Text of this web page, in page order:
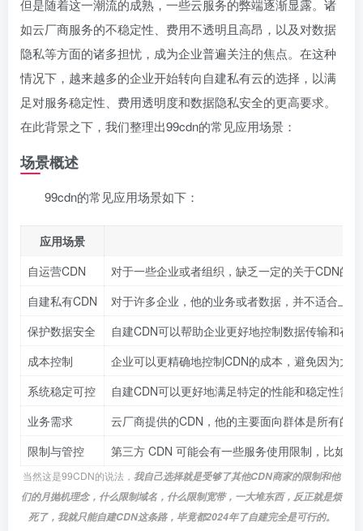
但是随着这一潮流的成熟，一些云服务的弊端逐渐显露。诸
如云厂商服务的不稳定性、费用不透明且高昂，以及对数据
隐私等方面的诸多担忧，成为企业普遍关注的焦点。在这种
情况下，越来越多的企业开始转向自建私有云的选择，以满
足对服务稳定性、费用透明度和数据隐私安全的更高要求。
在此背景之下，我们整理出99cdn的常见应用场景：
场景概述
99cdn的常见应用场景如下：
应用场景
自运营CDN
对于一些企业或者组织，缺乏一定的关于CDN的
自建私有CDN
对于许多企业，他的业务或者数据，并不适合上
保护数据安全
自建CDN可以帮助企业更好地控制数据传输和存
成本控制
企业可以更精确地控制CDN的成本，避免因为大
系统稳定可控
自建CDN可以更好地满足特定的性能和稳定性需
业务需求
云厂商提供的CDN，他的主要面向群体是所有的
限制与管控
第三方 CDN 可能会有一些服务使用限制，比如
当然这是99CDN的说法， 我自己选择就是受够了其他CDN商家的限制和他
们的月抛机理念，什么限制域名，什么限制宽带，一大堆东西，反正就是烦
死了，我就只能自建CDN这条路，毕竟都2024年了自建完全是可行的。